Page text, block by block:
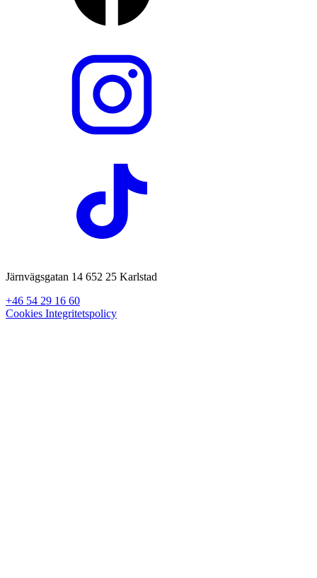
Järnvägsgatan 14 652 25 Karlstad
+46 54 29 16 60
Cookies Integritetspolicy